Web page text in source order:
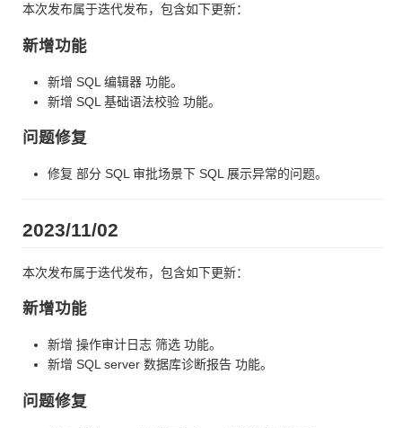
本次发布属于迭代发布，包含如下更新：
新增功能
新增 SQL 编辑器 功能。
新增 SQL 基础语法校验 功能。
问题修复
修复 部分 SQL 审批场景下 SQL 展示异常的问题。
2023/11/02
本次发布属于迭代发布，包含如下更新：
新增功能
新增 操作审计日志 筛选 功能。
新增 SQL server 数据库诊断报告 功能。
问题修复